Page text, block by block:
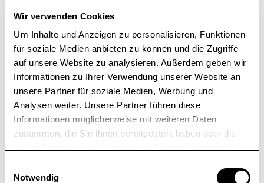
Wir verwenden Cookies
Um Inhalte und Anzeigen zu personalisieren, Funktionen
für soziale Medien anbieten zu können und die Zugriffe
auf unsere Website zu analysieren. Außerdem geben wir
Informationen zu Ihrer Verwendung unserer Website an
unsere Partner für soziale Medien, Werbung und
Analysen weiter. Unsere Partner führen diese
Informationen möglicherweise mit weiteren Daten
zusammen, die Sie ihnen bereitgestellt haben oder die
Notwendig
With a sense for simplicity, but with a playful
touch and visual punchlines.
SHARE ON